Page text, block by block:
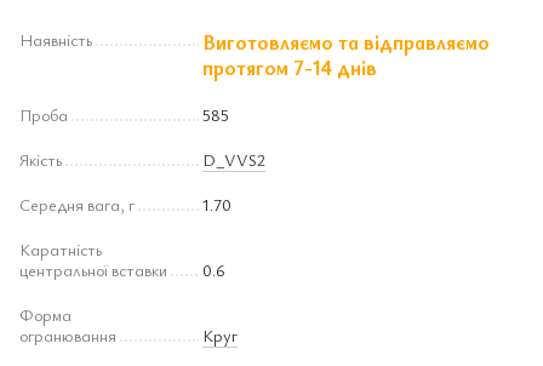
Наявність
Виготовляємо та відправляємо
протягом 7-14 днів
Проба
585
Якість
D_VVS2
Середня вага, г
1.70
Каратність
центральної вставки
0.6
Форма
огранювання
Круг